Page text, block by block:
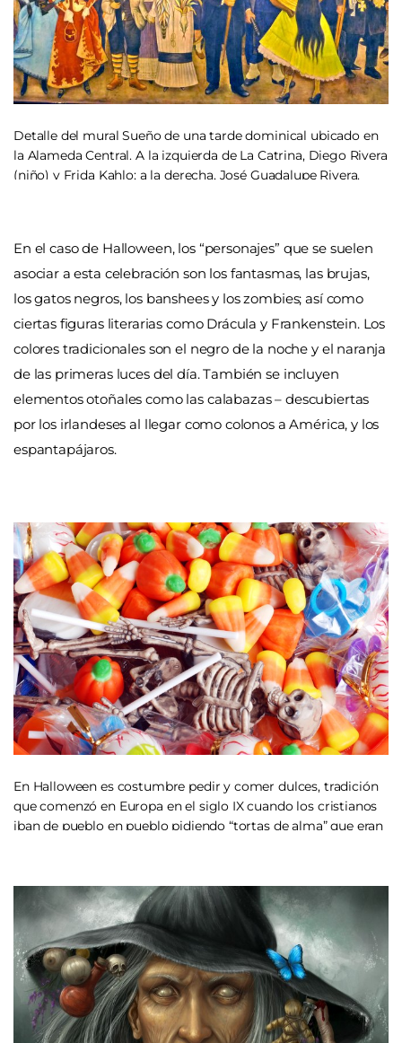
Detalle del mural Sueño de una tarde dominical ubicado en
la Alameda Central. A la izquierda de La Catrina, Diego Rivera
(niño) y Frida Kahlo; a la derecha, José Guadalupe Rivera.
En el caso de Halloween, los “personajes” que se suelen
asociar a esta celebración son los fantasmas, las brujas,
los gatos negros, los banshees y los zombies; así como
ciertas figuras literarias como Drácula y Frankenstein. Los
colores tradicionales son el negro de la noche y el naranja
de las primeras luces del día. También se incluyen
elementos otoñales como las calabazas – descubiertas
por los irlandeses al llegar como colonos a América, y los
espantapájaros.
En Halloween es costumbre pedir y comer dulces, tradición
que comenzó en Europa en el siglo IX cuando los cristianos
iban de pueblo en pueblo pidiendo “tortas de alma” que eran